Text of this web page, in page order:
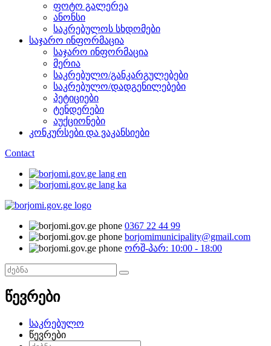
ფოტო გალერეა
ანონსი
საკრებულოს სხდომები
საჯარო ინფორმაცია
საჯარო ინფორმაცია
მერია
საკრებულო/განკარგულებები
საკრებულო/დადგენილებები
პეტიციები
ტენდერები
აუქციონები
კონკურსები და ვაკანსიები
Contact
0367 22 44 99
borjomimunicipality@gmail.com
ორშ-პარ: 10:00 - 18:00
წევრები
საკრებულო
წევრები